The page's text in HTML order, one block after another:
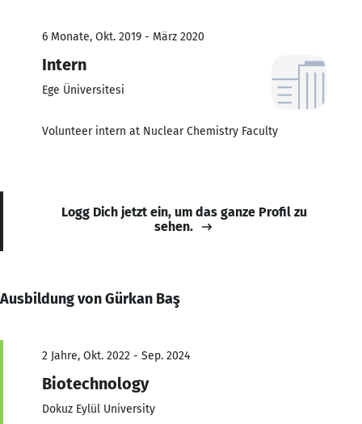
6 Monate, Okt. 2019 - März 2020
Intern
Ege Üniversitesi
Volunteer intern at Nuclear Chemistry Faculty
Logg Dich jetzt ein, um das ganze Profil zu
sehen.
Ausbildung von Gürkan Baş
2 Jahre, Okt. 2022 - Sep. 2024
Biotechnology
Dokuz Eylül University